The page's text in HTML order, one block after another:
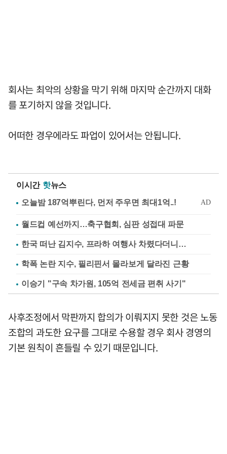
회사는 최악의 상황을 막기 위해 마지막 순간까지 대화
를 포기하지 않을 것입니다.
어떠한 경우에라도 파업이 있어서는 안됩니다.
이시간 핫뉴스
월드컵 예선까지…축구협회, 심판 성접대 파문
한국 떠난 김지수, 프라하 여행사 차렸다더니…
학폭 논란 지수, 필리핀서 몰라보게 달라진 근황
이승기 "구속 차가원, 105억 전세금 편취 사기"
사후조정에서 막판까지 합의가 이뤄지지 못한 것은 노동
조합의 과도한 요구를 그대로 수용할 경우 회사 경영의
기본 원칙이 흔들릴 수 있기 때문입니다.